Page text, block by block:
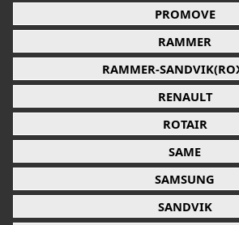
PROMOVE
RAMMER
RAMMER-
RENAULT
ROTAIR
SAME
SAMSUNG
SANDVIK